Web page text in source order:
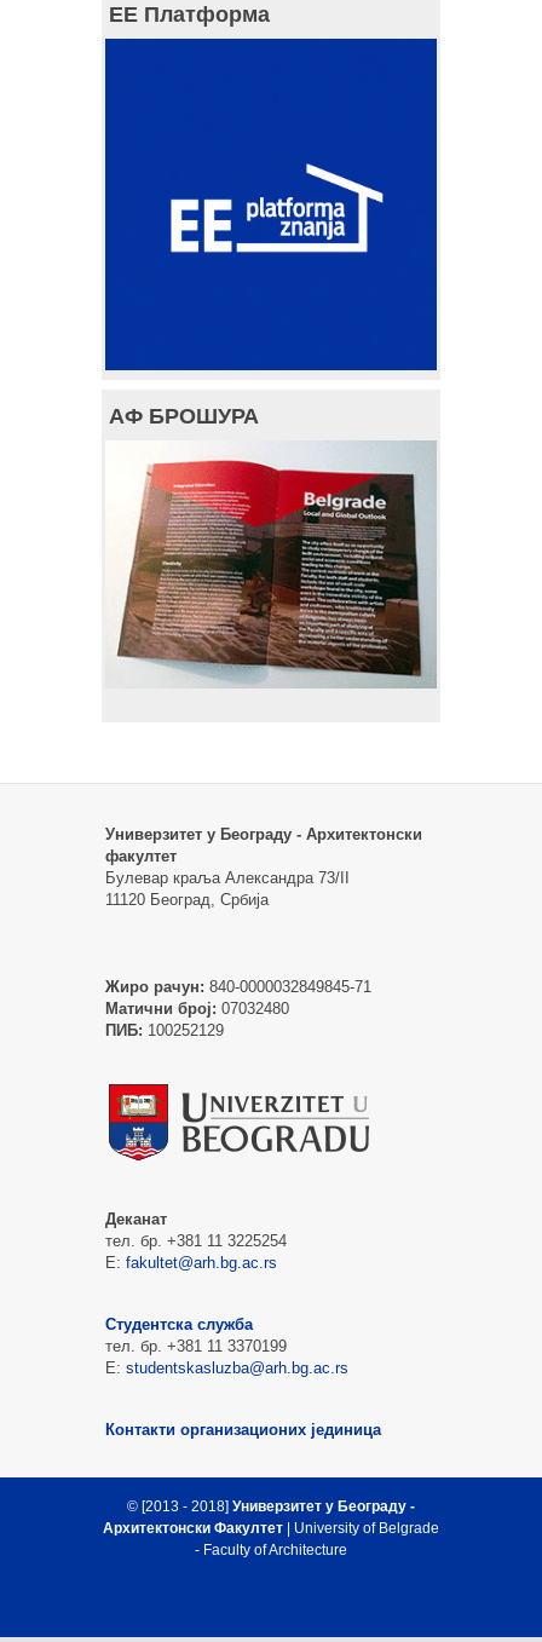
ЕЕ Платформа
АФ БРОШУРА
Универзитет у Београду - Архитектонски
факултет
Булевар краља Александра 73/II
11120 Београд, Србија
Жиро рачун: 840-0000032849845-71
Матични број: 07032480
ПИБ: 100252129
Деканат
тел. бр. +381 11 3225254
Е: fakultet@arh.bg.ac.rs
Студентска служба
тел. бр. +381 11 3370199
Е: studentskasluzba@arh.bg.ac.rs
Контакти организационих јединица
© [2013 - 2018] Универзитет у Београду -
Архитектонски Факултет | University of Belgrade
- Faculty of Architecture